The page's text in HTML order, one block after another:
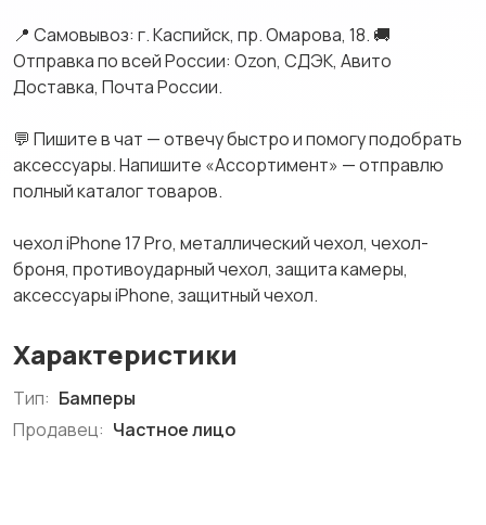
📍 Самовывоз: г. Каспийск, пр. Омарова, 18. 🚚
Отправка по всей России: Ozon, СДЭК, Авито
Доставка, Почта России.
💬 Пишите в чат — отвечу быстро и помогу подобрать
аксессуары. Напишите «Ассортимент» — отправлю
полный каталог товаров.
чехол iPhone 17 Pro, металлический чехол, чехол-
броня, противоударный чехол, защита камеры,
аксессуары iPhone, защитный чехол.
Характеристики
Тип: Бамперы
Продавец: Частное лицо